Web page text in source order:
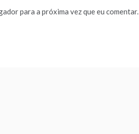
para a próxima vez que eu comentar.